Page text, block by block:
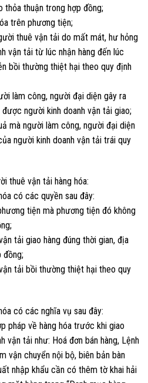
thỏa thuận trong hợp đồng;
trên phương tiện;
thuê vận tải do mất mát, hư hỏng
vận tải từ lúc nhận hàng đến lúc
bồi thường thiệt hại theo quy định
làm công, người đại diện gây ra
người kinh doanh vận tải giao;
mà người làm công, người đại diện
người kinh doanh vận tải trái quy
thuê vận tải hàng hóa:
có các quyền sau đây:
tiện mà phương tiện đó không
tải giao hàng đúng thời gian, địa
đồng;
tải bồi thường thiệt hại theo quy
có các nghĩa vụ sau đây:
pháp về hàng hóa trước khi giao
vận tải như: Hoá đơn bán hàng, Lệnh
vận chuyển nội bộ, biên bản bàn
nhập khẩu cần có thêm tờ khai hải